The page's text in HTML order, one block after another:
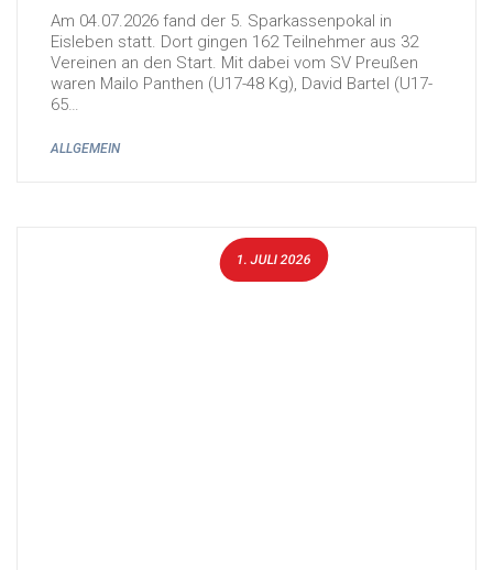
Am 04.07.2026 fand der 5. Sparkassenpokal in
Eisleben statt. Dort gingen 162 Teilnehmer aus 32
Vereinen an den Start. Mit dabei vom SV Preußen
waren Mailo Panthen (U17-48 Kg), David Bartel (U17-
65…
ALLGEMEIN
1. JULI 2026